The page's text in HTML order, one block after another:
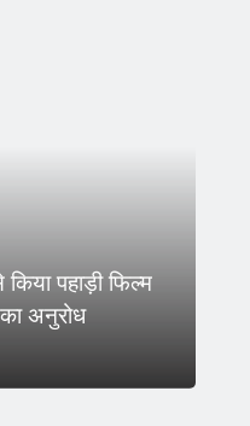
पहाड़ी फिल्म
अनुरोध